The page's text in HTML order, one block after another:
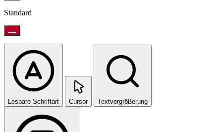
Standard
Lesbare Schriftart Cursor Textvergrößerung